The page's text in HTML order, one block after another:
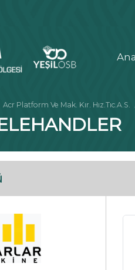
Acr Platform Ve Mak. Kır. Hız.Tıc.A.S.